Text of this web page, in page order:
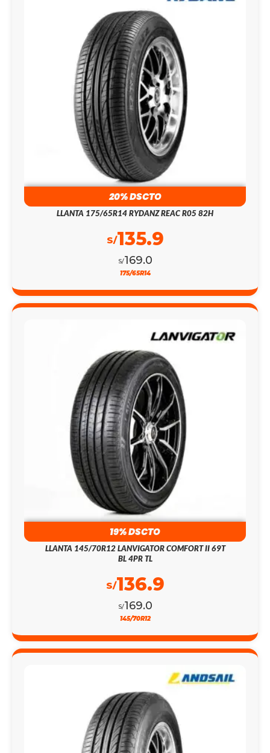
20% DSCTO
LLANTA 175/65R14 RYDANZ REAC R05 82H
S/169.0
S/135.9
175/65R14
19% DSCTO
LLANTA 145/70R12 LANVIGATOR COMFORT II 69T
BL 4PR TL
S/169.0
S/136.9
145/70R12